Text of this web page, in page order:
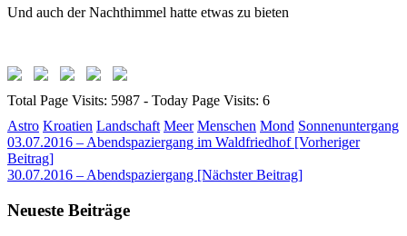
Und auch der Nachthimmel hatte etwas zu bieten
Total Page Visits: 5987 - Today Page Visits: 6
Astro Kroatien Landschaft Meer Menschen Mond Sonnenuntergang
Beitragsnavigation
03.07.2016 – Abendspaziergang im Waldfriedhof [Vorheriger
Beitrag]
30.07.2016 – Abendspaziergang [Nächster Beitrag]
Neueste Beiträge